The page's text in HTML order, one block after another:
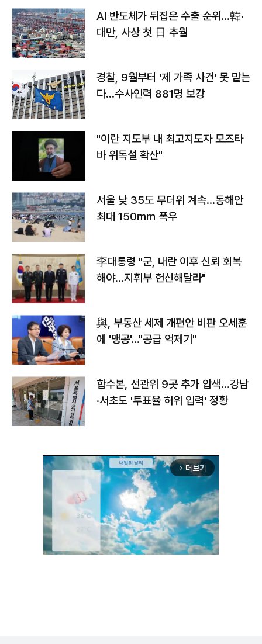
AI 반도체가 뒤집은 수출 순위…韓·
대만, 사상 첫 日 추월
경찰, 9월부터 '제 가족 사건' 못 맡는
다…수사인력 881명 보강
"이란 지도부 내 최고지도자 모즈타
바 위독설 확산"
서울 낮 35도 무더위 계속…동해안
최대 150㎜ 폭우
李대통령 "군, 내란 이후 신뢰 회복
해야…지휘부 헌신해달라"
與, 부동산 세제 개편안 비판 오세훈
에 '맹공'…"공급 억제기"
합수본, 선관위 9곳 추가 압색…강남
·서초도 '투표율 허위 입력' 정황
arrow_forward_ios 더보기